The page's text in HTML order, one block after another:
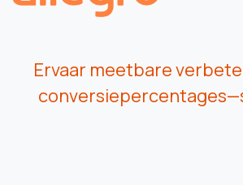
Ervaar meetbare